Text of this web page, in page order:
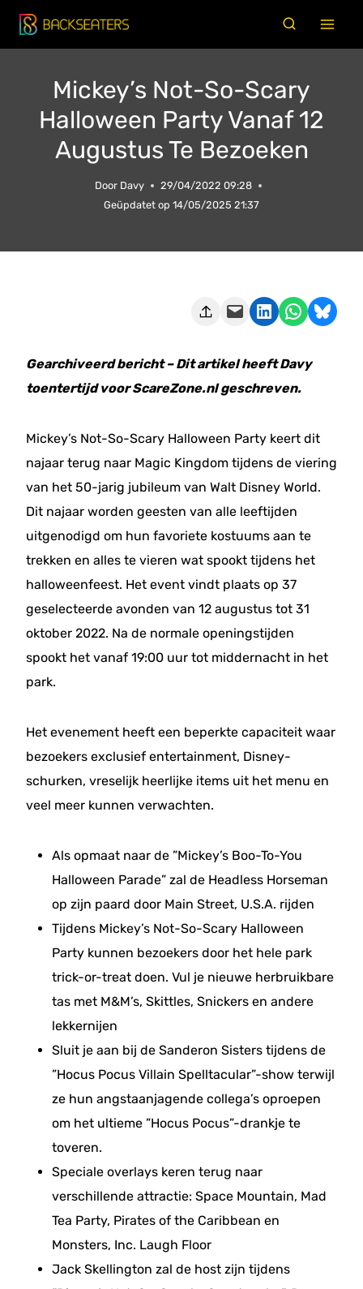
Doorgaan
naar
Mickey’s Not-So-Scary
Halloween Party Vanaf 12
Augustus Te Bezoeken
Door Davy
29/04/2022 09:28
Geüpdatet op 14/05/2025 21:37
Deze pagina e-mailen Delen op LinkedIn Delen via WhatsApp Share on Bluesky
Gearchiveerd bericht – Dit artikel heeft Davy
toentertijd voor ScareZone.nl geschreven.
Mickey’s Not-So-Scary Halloween Party keert dit
najaar terug naar Magic Kingdom tijdens de viering
van het 50-jarig jubileum van Walt Disney World.
Dit najaar worden geesten van alle leeftijden
uitgenodigd om hun favoriete kostuums aan te
trekken en alles te vieren wat spookt tijdens het
halloweenfeest. Het event vindt plaats op 37
geselecteerde avonden van 12 augustus tot 31
oktober 2022. Na de normale openingstijden
spookt het vanaf 19:00 uur tot middernacht in het
park.
Het evenement heeft een beperkte capaciteit waar
bezoekers exclusief entertainment, Disney-
schurken, vreselijk heerlijke items uit het menu en
veel meer kunnen verwachten.
Als opmaat naar de ”Mickey’s Boo-To-You
Halloween Parade” zal de Headless Horseman
op zijn paard door Main Street, U.S.A. rijden
Tijdens Mickey’s Not-So-Scary Halloween
Party kunnen bezoekers door het hele park
trick-or-treat doen. Vul je nieuwe herbruikbare
tas met M&M’s, Skittles, Snickers en andere
lekkernijen
Sluit je aan bij de Sanderon Sisters tijdens de
”Hocus Pocus Villain Spelltacular”-show terwijl
ze hun angstaanjagende collega’s oproepen
om het ultieme ”Hocus Pocus”-drankje te
toveren.
Speciale overlays keren terug naar
verschillende attractie: Space Mountain, Mad
Tea Party, Pirates of the Caribbean en
Monsters, Inc. Laugh Floor
Jack Skellington zal de host zijn tijdens